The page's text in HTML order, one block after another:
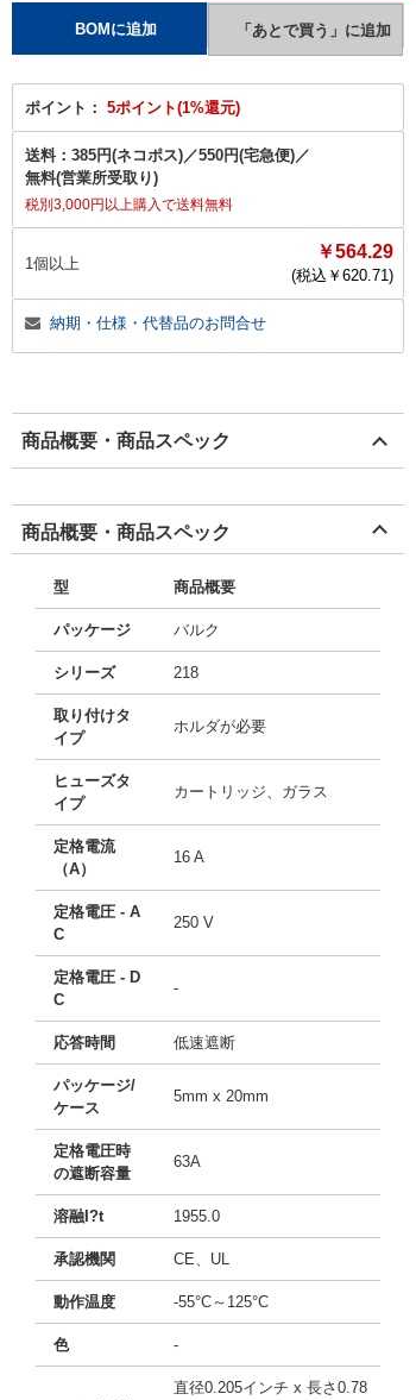
ポイント： 5ポイント(1%還元)
送料： 385円(ネコポス)／550円(宅急便)／
無料(営業所受取り)
税別3,000円以上購入で送料無料
1個以上
￥564.29
(税込￥ 620.71)
納期・仕様・代替品のお問合せ
商品概要・商品スペック
商品概要・商品スペック
型 商品概要
パッケージ バルク
シリーズ 218
取り付けタ
イプ
ホルダが必要
ヒューズタ
イプ
カートリッジ、ガラス
定格電流
（A）
16 A
定格電圧 - A
C
250 V
定格電圧 - D
C
-
応答時間 低速遮断
パッケージ/
ケース
5mm x 20mm
定格電圧時
の遮断容量
63A
溶融I?t 1955.0
承認機関 CE、UL
動作温度 -55°C～125°C
色 -
直径0.205インチ x 長さ0.78